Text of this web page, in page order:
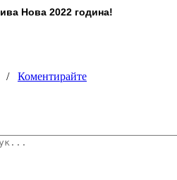
Нова 2022 година!
/ Коментирайте